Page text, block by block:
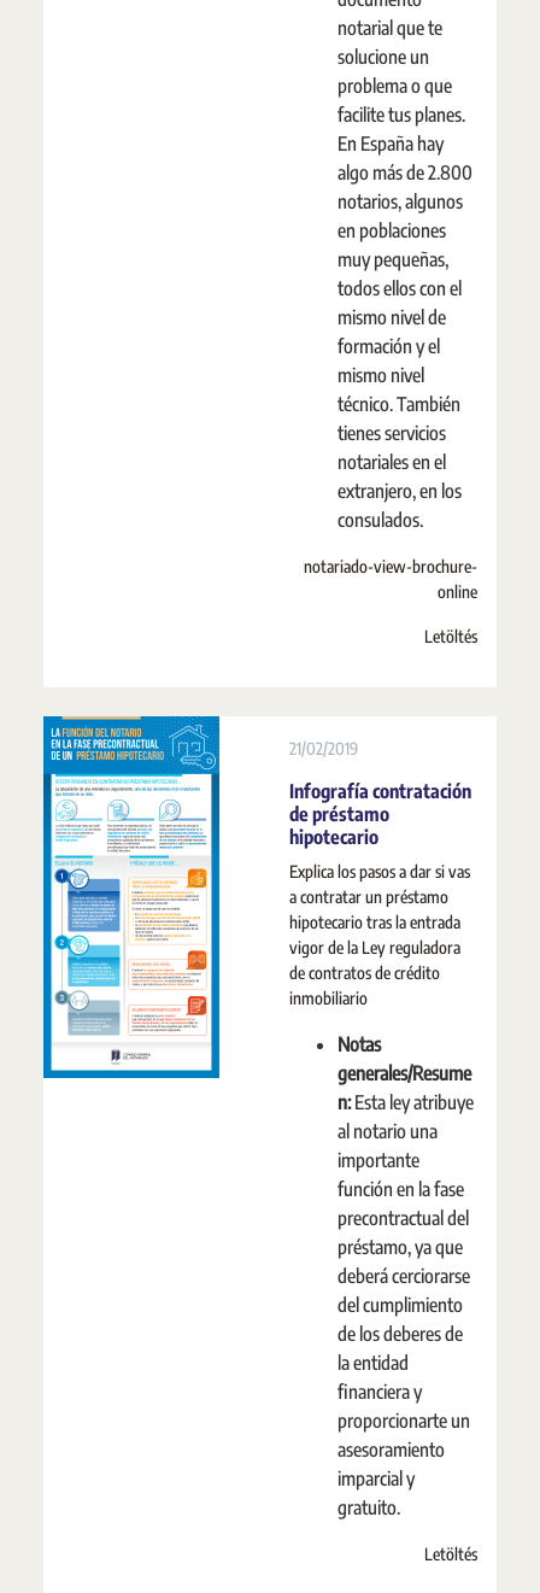
notarial que te
solucione un
problema o que
facilite tus planes.
En España hay
algo más de 2.800
notarios, algunos
en poblaciones
muy pequeñas,
todos ellos con el
mismo nivel de
formación y el
mismo nivel
técnico. También
tienes servicios
notariales en el
extranjero, en los
consulados.
notariado-view-brochure-
online
Letöltés
21/02/2019
Infografía contratación
de préstamo
hipotecario
Explica los pasos a dar si vas
a contratar un préstamo
hipotecario tras la entrada
vigor de la Ley reguladora
de contratos de crédito
inmobiliario
Notas
generales/Resume
n:Esta ley atribuye
al notario una
importante
función en la fase
precontractual del
préstamo, ya que
deberá cerciorarse
del cumplimiento
de los deberes de
la entidad
financiera y
proporcionarte un
asesoramiento
imparcial y
gratuito.
Letöltés